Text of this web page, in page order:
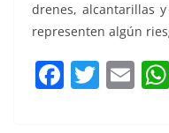
drenes, alcantarillas
representen algún
F T E